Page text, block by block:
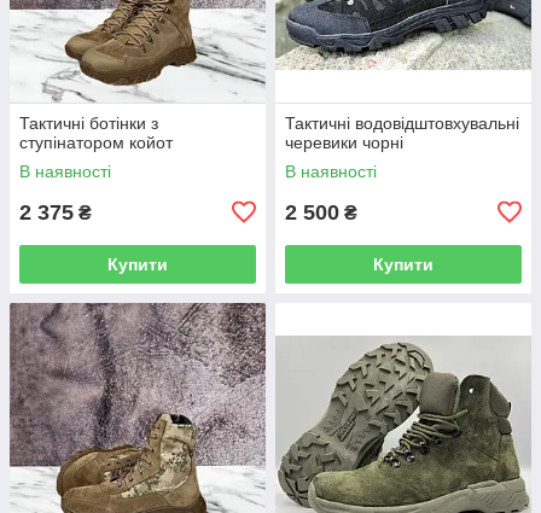
Тактичні ботінки з
ступінатором койот
В наявності
2 375 ₴
Купити
Тактичні водовідштовхувальні
черевики чорні
В наявності
2 500 ₴
Купити